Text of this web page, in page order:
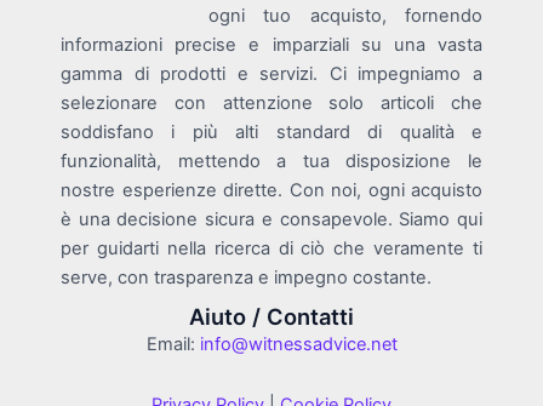
ogni tuo acquisto, fornendo
informazioni precise e imparziali su una vasta
gamma di prodotti e servizi. Ci impegniamo a
selezionare con attenzione solo articoli che
soddisfano i più alti standard di qualità e
funzionalità, mettendo a tua disposizione le
nostre esperienze dirette. Con noi, ogni acquisto
è una decisione sicura e consapevole. Siamo qui
per guidarti nella ricerca di ciò che veramente ti
serve, con trasparenza e impegno costante.
Aiuto / Contatti
Email: info@witnessadvice.net